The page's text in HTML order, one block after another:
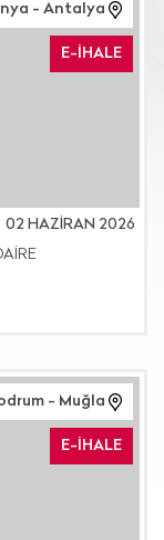
- Antalya
E-İHALE
02 HAZİRAN 2026
- Muğla
E-İHALE